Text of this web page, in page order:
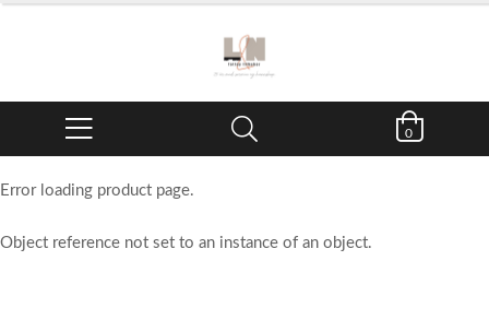
0
Error loading product page.
Object reference not set to an instance of an object.